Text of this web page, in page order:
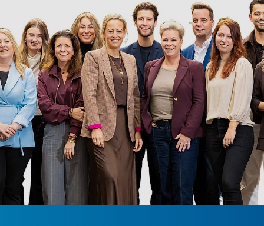
uitgevoerd en beschikt over een
Daarnaast is de ruimte comfortabel van
voor dagelijks gebruik.
aansluitingen voor wasmachine en droger,
en de WTW-installatie. Daarnaast biedt deze
van circa 4 m². Aan de voorzijde van het
daarnaast ook bezoekersparkeerplaatsen.